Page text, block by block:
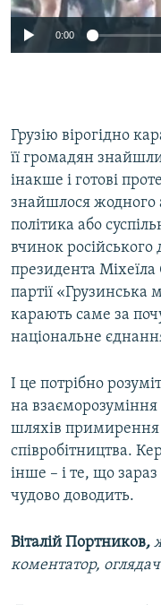
0:00
​Грузію вірогідно
її громадян
інакше і готові
знайшлося жодного
політика або
вчинок російського
президента Міхеїла
партії «Грузинська
карають саме за
національне
І це потрібно
на
шляхів примирення
співробітництва.
інше – і те, що зараз
чудово доводить.
Віталій Портников,
коментатор,